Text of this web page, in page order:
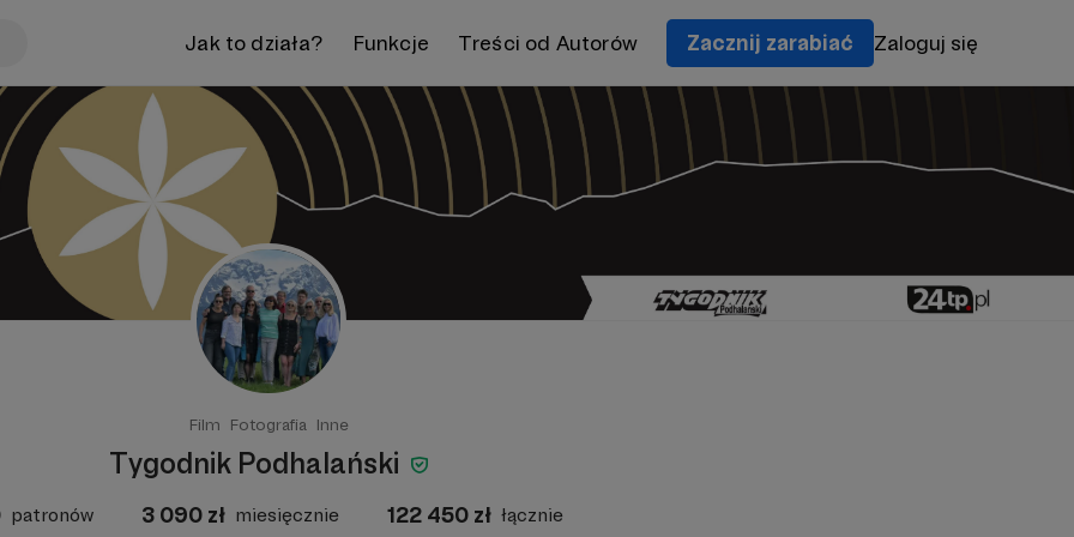
Jak to działa? Funkcje Treści od Autorów Zacznij zarabiać Zaloguj się
Film Fotografia Inne
Tygodnik Podhalański
patronów 3 090 zł miesięcznie 122 450 zł łącznie